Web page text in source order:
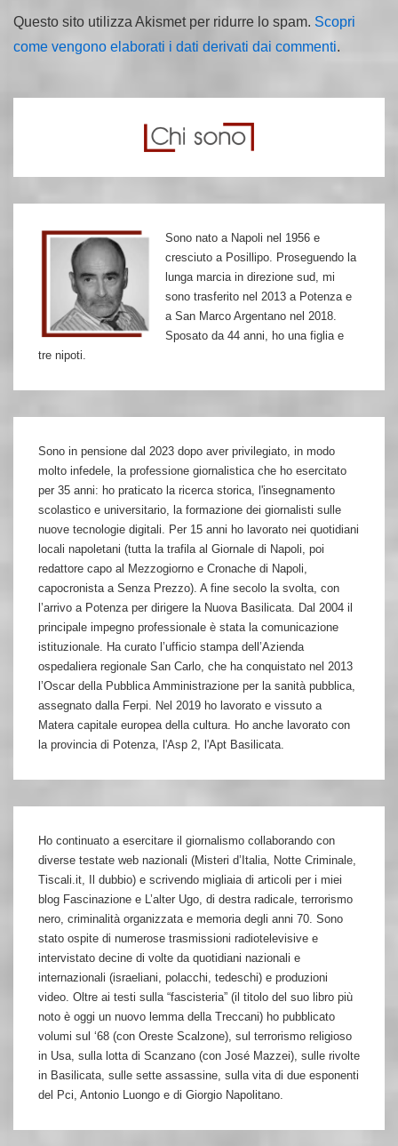
Questo sito utilizza Akismet per ridurre lo spam. Scopri
come vengono elaborati i dati derivati dai commenti.
Sono nato a Napoli nel 1956 e
cresciuto a Posillipo. Proseguendo la
lunga marcia in direzione sud, mi
sono trasferito nel 2013 a Potenza e
a San Marco Argentano nel 2018.
Sposato da 44 anni, ho una figlia e
tre nipoti.
Sono in pensione dal 2023 dopo aver privilegiato, in modo
molto infedele, la professione giornalistica che ho esercitato
per 35 anni: ho praticato la ricerca storica, l'insegnamento
scolastico e universitario, la formazione dei giornalisti sulle
nuove tecnologie digitali. Per 15 anni ho lavorato nei quotidiani
locali napoletani (tutta la trafila al Giornale di Napoli, poi
redattore capo al Mezzogiorno e Cronache di Napoli,
capocronista a Senza Prezzo). A fine secolo la svolta, con
l’arrivo a Potenza per dirigere la Nuova Basilicata. Dal 2004 il
principale impegno professionale è stata la comunicazione
istituzionale. Ha curato l’ufficio stampa dell’Azienda
ospedaliera regionale San Carlo, che ha conquistato nel 2013
l’Oscar della Pubblica Amministrazione per la sanità pubblica,
assegnato dalla Ferpi. Nel 2019 ho lavorato e vissuto a
Matera capitale europea della cultura. Ho anche lavorato con
la provincia di Potenza, l'Asp 2, l'Apt Basilicata.
Ho continuato a esercitare il giornalismo collaborando con
diverse testate web nazionali (Misteri d’Italia, Notte Criminale,
Tiscali.it, Il dubbio) e scrivendo migliaia di articoli per i miei
blog Fascinazione e L’alter Ugo, di destra radicale, terrorismo
nero, criminalità organizzata e memoria degli anni 70. Sono
stato ospite di numerose trasmissioni radiotelevisive e
intervistato decine di volte da quotidiani nazionali e
internazionali (israeliani, polacchi, tedeschi) e produzioni
video. Oltre ai testi sulla “fascisteria” (il titolo del suo libro più
noto è oggi un nuovo lemma della Treccani) ho pubblicato
volumi sul ‘68 (con Oreste Scalzone), sul terrorismo religioso
in Usa, sulla lotta di Scanzano (con José Mazzei), sulle rivolte
in Basilicata, sulle sette assassine, sulla vita di due esponenti
del Pci, Antonio Luongo e di Giorgio Napolitano.